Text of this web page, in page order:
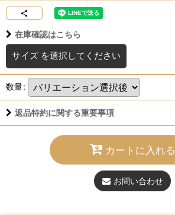
在庫確認はこちら
サイズ を選択してください
数量:
返品特約に関する重要事項
カートに入れる
お問い合わせ